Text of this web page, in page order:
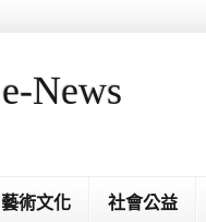
News
藝術文化 社會公益